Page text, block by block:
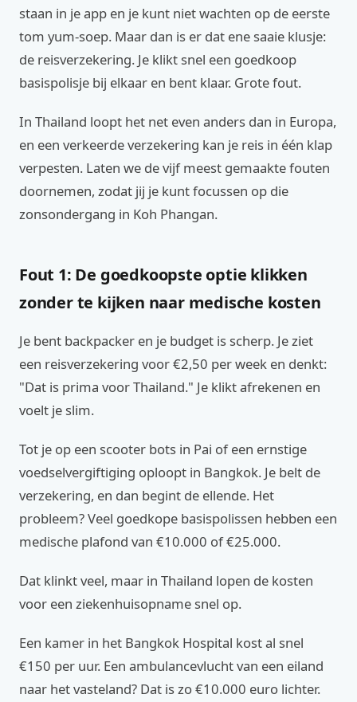
staan in je app en je kunt niet wachten op de eerste
tom yum-soep. Maar dan is er dat ene saaie klusje:
de reisverzekering. Je klikt snel een goedkoop
basispolisje bij elkaar en bent klaar. Grote fout.
In Thailand loopt het net even anders dan in Europa,
en een verkeerde verzekering kan je reis in één klap
verpesten. Laten we de vijf meest gemaakte fouten
doornemen, zodat jij je kunt focussen op die
zonsondergang in Koh Phangan.
Fout 1: De goedkoopste optie klikken
zonder te kijken naar medische kosten
Je bent backpacker en je budget is scherp. Je ziet
een reisverzekering voor €2,50 per week en denkt:
"Dat is prima voor Thailand." Je klikt afrekenen en
voelt je slim.
Tot je op een scooter bots in Pai of een ernstige
voedselvergiftiging oploopt in Bangkok. Je belt de
verzekering, en dan begint de ellende. Het
probleem? Veel goedkope basispolissen hebben een
medische plafond van €10.000 of €25.000.
Dat klinkt veel, maar in Thailand lopen de kosten
voor een ziekenhuisopname snel op.
Een kamer in het Bangkok Hospital kost al snel
€150 per uur. Een ambulancevlucht van een eiland
naar het vasteland? Dat is zo €10.000 euro lichter.